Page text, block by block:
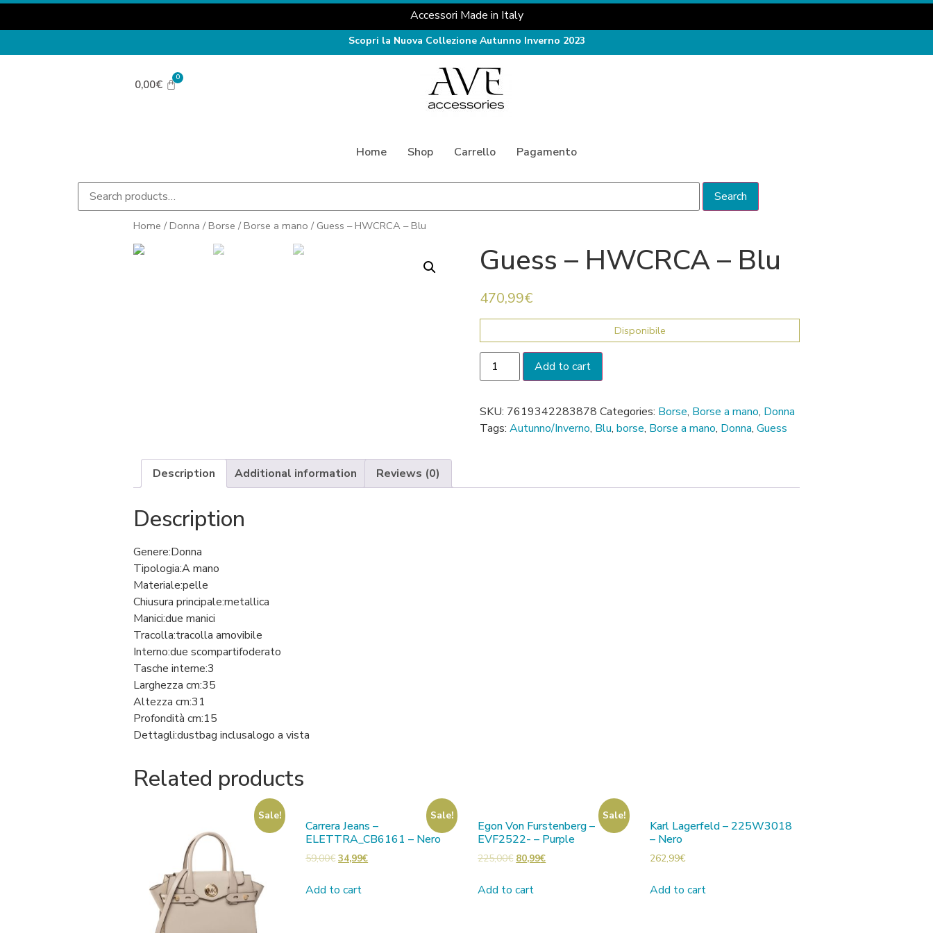
Accessori Made in Italy
Scopri la Nuova Collezione Autunno Inverno 2023
0,00€
Home Shop Carrello Pagamento
Search
Home / Donna / Borse / Borse a mano / Guess – HWCRCA – Blu
Guess – HWCRCA – Blu
470,99€
Disponibile
Add to cart
SKU: 7619342283878 Categories: Borse, Borse a mano, Donna
Tags:Autunno/Inverno, Blu,borse, Borse a mano, Donna,Guess
Description Additional information Reviews (0)
Description
Genere:Donna
Tipologia:A mano
Materiale:pelle
Chiusura principale:metallica
Manici:due manici
Tracolla:tracolla amovibile
Interno:due scompartifoderato
Tasche interne:3
Larghezza cm:35
Altezza cm:31
Profondità cm:15
Dettagli:dustbag inclusalogo a vista
Related products
Sale! Sale!
Carrera Jeans –
ELETTRA_CB6161 – Nero
59,00€ 34,99€
Add to cart
Sale!
Egon Von Furstenberg –
EVF2522- – Purple
225,00€ 80,99€
Add to cart
Karl Lagerfeld – 225W3018
– Nero
262,99€
Add to cart